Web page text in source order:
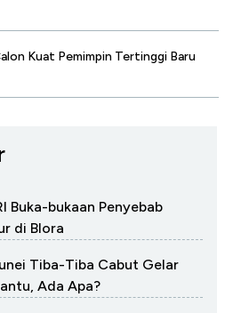
Kuat Pemimpin Tertinggi Baru
Buka-bukaan Penyebab
di Blora
Tiba-Tiba Cabut Gelar
Ada Apa?